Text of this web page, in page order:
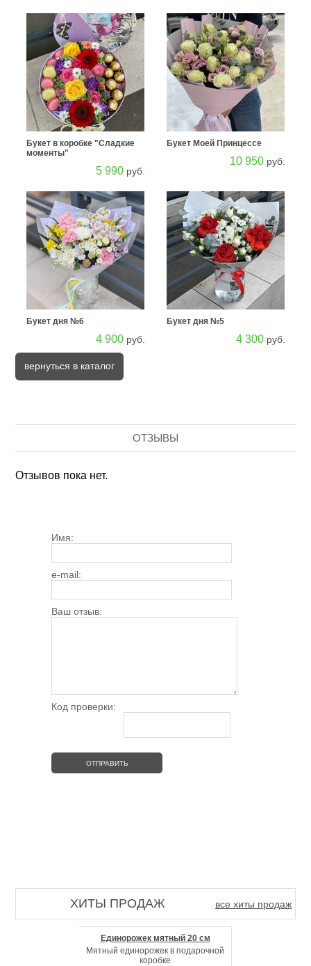
Букет в коробке "Сладкие
моменты"
5 990руб.
Букет Моей Принцессе
10 950руб.
Букет дня №6
4 900руб.
Букет дня №5
4 300руб.
вернуться в каталог
ОТЗЫВЫ
Отзывов пока нет.
Имя:
e-mail:
Ваш отзыв:
Код проверки:
все хиты продаж
ХИТЫ ПРОДАЖ
Единорожек мятный 20 см
Мятный единорожек в подарочной
коробке